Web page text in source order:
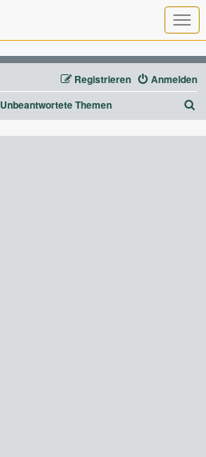
T
o
g
g
l
e
n
a
g
Anmelden
Registrieren
Unbeantwortete Themen
u